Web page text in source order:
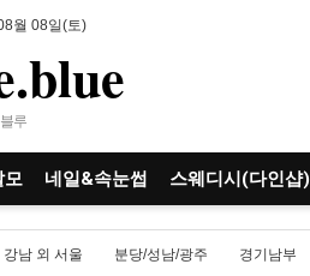
월 08일(토)
루
모 네일&속눈썹 스웨디시(다인샵)
강남 외 서울 분당/성남/광주 경기남부